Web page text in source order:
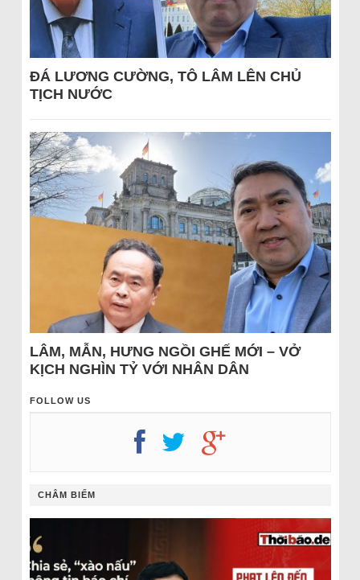
ĐÁ LƯƠNG CƯỜNG, TÔ LÂM LÊN CHỦ
TỊCH NƯỚC
LÂM, MẪN, HƯNG NGỒI GHẾ MỚI – VỞ
KỊCH NGHÌN TỶ VỚI NHÂN DÂN
FOLLOW US
CHÂM BIẾM